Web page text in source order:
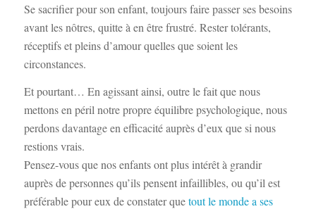
Se sacrifier pour son enfant, toujours faire passer ses besoins
avant les nôtres, quitte à en être frustré. Rester tolérants,
réceptifs et pleins d’amour quelles que soient les
circonstances.
Et pourtant… En agissant ainsi, outre le fait que nous
mettons en péril notre propre équilibre psychologique, nous
perdons davantage en efficacité auprès d’eux que si nous
restions vrais.
Pensez-vous que nos enfants ont plus intérêt à grandir
auprès de personnes qu’ils pensent infaillibles, ou qu’il est
préférable pour eux de constater quetout le monde a ses